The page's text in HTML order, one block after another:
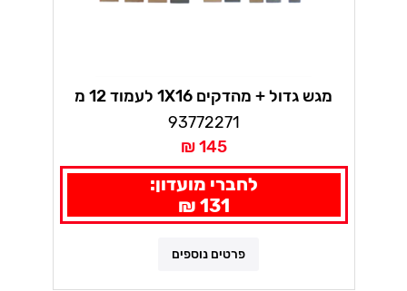
מגש גדול + מהדקים 1X16 לעמוד 12 מ
93772271
145 ₪
לחברי מועדון:
131 ₪
פרטים נוספים